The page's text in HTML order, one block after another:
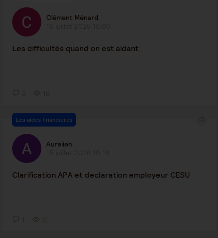
Clément Ménard
Les difficultés quand on est aidant
Les aides financières
Aurelien
Clarification APA et declaration employeur CESU